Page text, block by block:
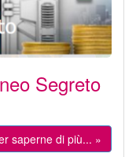
Segreto
saperne di più... »